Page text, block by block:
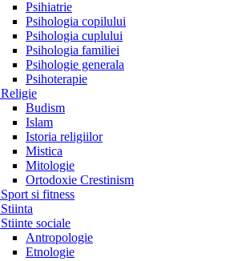
Psihiatrie
Psihologia copilului
Psihologia cuplului
Psihologia familiei
Psihologie generala
Psihoterapie
Religie
Budism
Islam
Istoria religiilor
Mistica
Mitologie
Ortodoxie Crestinism
Sport si fitness
Stiinta
Stiinte sociale
Antropologie
Etnologie